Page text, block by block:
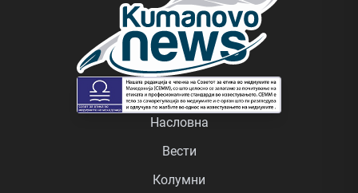
Насловна
Вести
Колумни